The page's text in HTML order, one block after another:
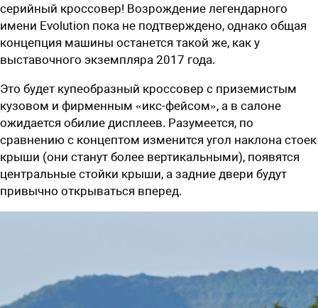
серийный кроссовер! Возрождение легендарного
имени Evolution пока не подтверждено, однако общая
концепция машины останется такой же, как у
выставочного экземпляра 2017 года.
Это будет купеобразный кроссовер с приземистым
кузовом и фирменным «икс-фейсом», а в салоне
ожидается обилие дисплеев. Разумеется, по
сравнению с концептом изменится угол наклона стоек
крыши (они станут более вертикальными), появятся
центральные стойки крыши, а задние двери будут
привычно открываться вперед.